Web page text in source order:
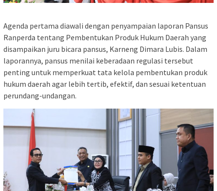
Agenda pertama diawali dengan penyampaian laporan Pansus
Ranperda tentang Pembentukan Produk Hukum Daerah yang
disampaikan juru bicara pansus, Karneng Dimara Lubis. Dalam
laporannya, pansus menilai keberadaan regulasi tersebut
penting untuk memperkuat tata kelola pembentukan produk
hukum daerah agar lebih tertib, efektif, dan sesuai ketentuan
perundang-undangan.